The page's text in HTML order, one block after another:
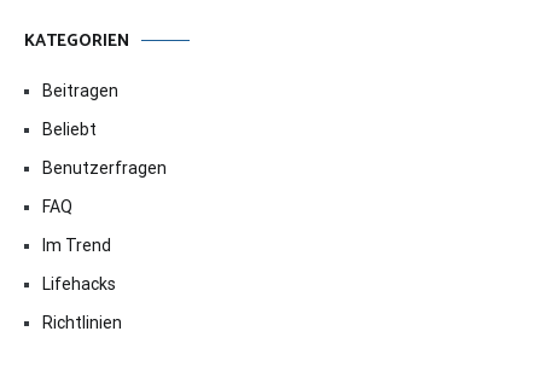
KATEGORIEN
Beitragen
Beliebt
Benutzerfragen
FAQ
Im Trend
Lifehacks
Richtlinien